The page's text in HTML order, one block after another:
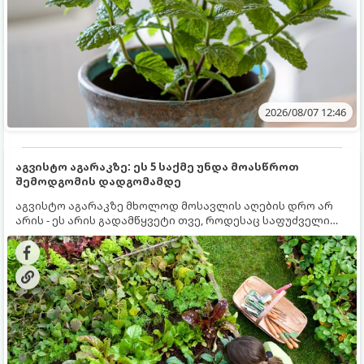
2026/08/07 12:46
აგვისტო აგარაკზე: ეს 5 საქმე უნდა მოასწროთ
შემოდგომის დადგომამდე
აგვისტო აგარაკზე მხოლოდ მოსავლის აღების დრო არ
არის - ეს არის გადამწყვეტი თვე, როდესაც საფუძველი
ეყრება მომავალი წლის მოსავალს და ბაღი მზადდება
შემოდგომა-ზამთრის სეზონისთვის. იმისათვის, რომ
ნიადაგმა ენერგია აღიდგინოს, ხოლო მცენარეებმა
ზამთარს გაუძლონ, აგვისტოს ბოლომდე 5
მნიშვნელოვანი საქმის გაკეთება უნდა მოასწროთ: